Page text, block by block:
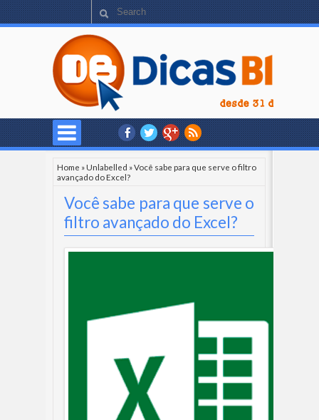
Home »Unlabelled »Você sabe para que serve o filtro
avançado do Excel?
Você sabe para que serve o
filtro avançado do Excel?